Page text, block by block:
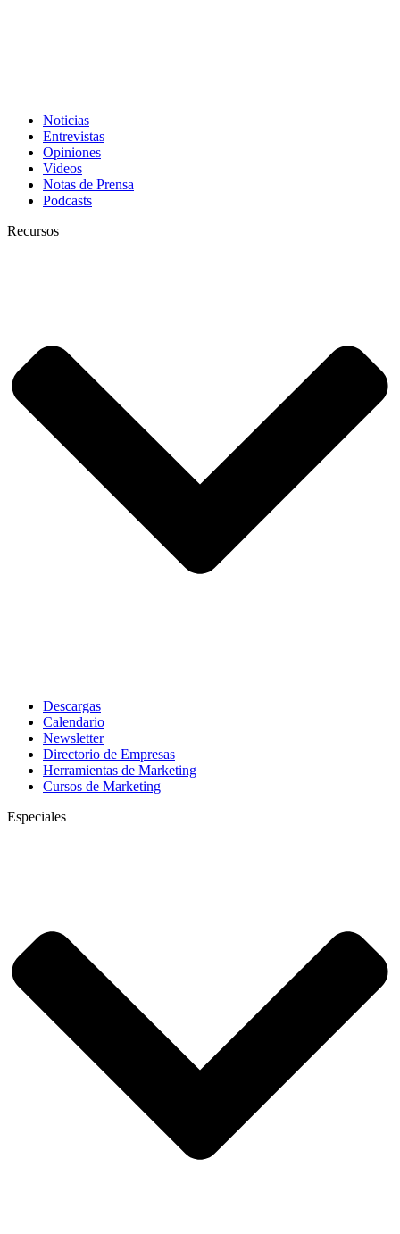
Noticias
Entrevistas
Opiniones
Videos
Notas de Prensa
Podcasts
Recursos
Descargas
Calendario
Newsletter
Directorio de Empresas
Herramientas de Marketing
Cursos de Marketing
Especiales